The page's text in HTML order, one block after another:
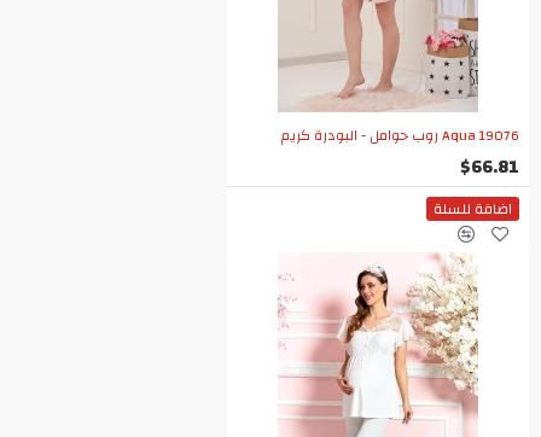
Aqua 19076 روب حوامل - البودرة كريم
$66.81
اضافة للسلة